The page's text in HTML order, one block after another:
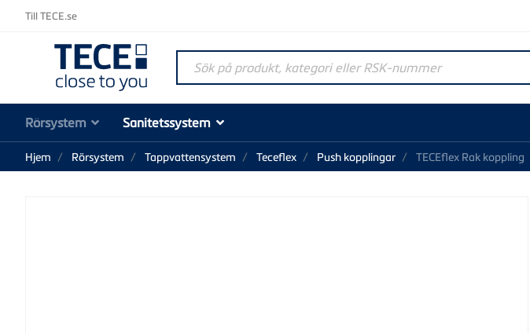
Till TECE.se
Sök på produkt, kategori eller RSK-nummer
Rörsystem Sanitetssystem
Hjem Rörsystem Tappvattensystem Teceflex Push kopplingar TECEflex Rak koppling